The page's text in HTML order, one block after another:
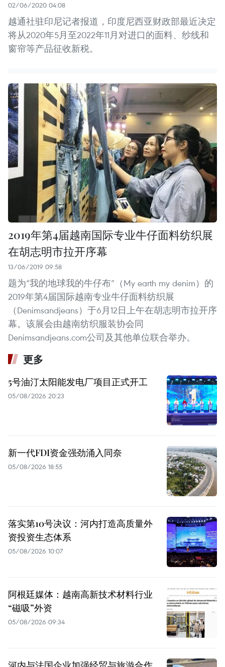
02/06/2020 04:08
越通社驻印尼记者报道，印度尼西亚财政部最近决定
将从2020年5月至2022年11月对进口的面料、纱线和
窗帘等产品征收新税。
2019年第4届越南国际专业牛仔面料纺织展
在胡志明市拉开序幕
13/06/2019 09:58
题为“我的地球我的牛仔布”（My earth my denim）的
2019年第4届国际越南专业牛仔面料纺织展
（Denimsandjeans）于6月12日上午在胡志明市拉开序
幕。该展会由越南纺织服装协会同
Denimsandjeans.com公司及其他单位联合举办。
更多
5号油汀太阳能发电厂项目正式开工
05/08/2026 20:23
新一代FDI资金强劲涌入同奈
05/08/2026 18:55
落实第10号决议：河内打造高质量外
资投资生态体系
05/08/2026 10:07
阿根廷媒体：越南高新技术材料行业
“磁吸”外资
05/08/2026 09:34